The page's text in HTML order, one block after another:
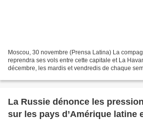
Moscou, 30 novembre (Prensa Latina) La
reprendra ses vols entre cette capitale et La
décembre, les mardis et vendredis de chaque
La Russie dénonce les
sur les pays d’Amérique latine